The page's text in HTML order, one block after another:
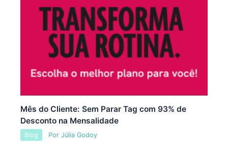
Mês do Cliente: Sem Parar Tag com 93% de
Desconto na Mensalidade
Blog Por Júlia Godoy